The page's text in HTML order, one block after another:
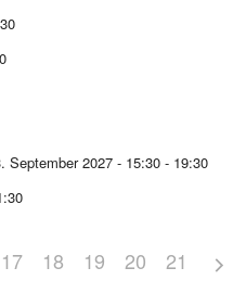
September 2027 - 15:30 - 19:30
17 18 19 20 21